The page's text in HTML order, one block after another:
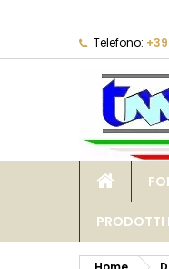
Telefono:
PRODOTTI